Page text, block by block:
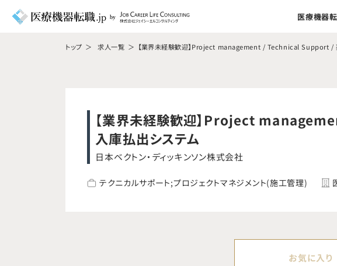
医療機器
トップ 求人一覧 【業界未経験歓迎】Project management / Technical Support /
【業界未経験歓迎】Project
入庫払出システム
日本ベクトン・ディッキンソン株式会社
テクニカルサポート;プロジェクトマネジメント(施工管理)
お気に入り